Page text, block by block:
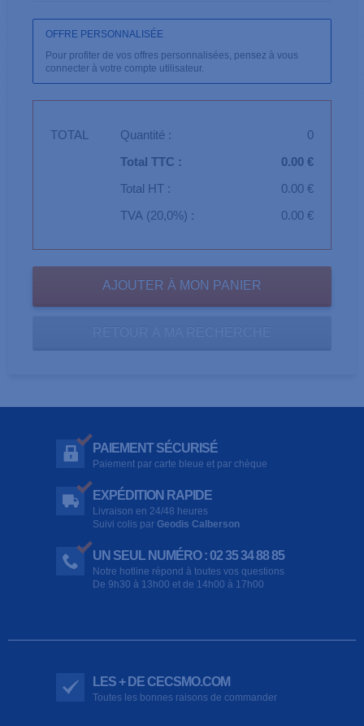
OFFRE PERSONNALISÉE
Pour profiter de vos offres personnalisées, pensez à vous
connecter à votre compte utilisateur.
TOTAL Quantité :
0
Total TTC :
0.00 €
Total HT :
0.00 €
TVA (20,0%) :
0.00 €
PAIEMENT SÉCURISÉ
Paiement par carte bleue et par chèque
EXPÉDITION RAPIDE
Livraison en 24/48 heures
Suivi colis par Geodis Calberson
UN SEUL NUMÉRO : 02 35 34 88 85
Notre hotline répond à toutes vos questions
De 9h30 à 13h00 et de 14h00 à 17h00
LES + DE CECSMO.COM
Toutes les bonnes raisons de commander